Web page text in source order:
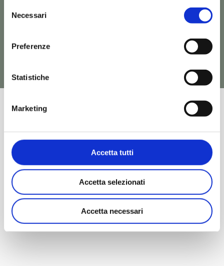
delNecessari
Preferenze
Statistiche
Marketing
Accetta tutti
Accetta selezionati
Accetta necessari
interessarti
Informazioni
NETTUNO – NTL001
Lavabi Sottopiano